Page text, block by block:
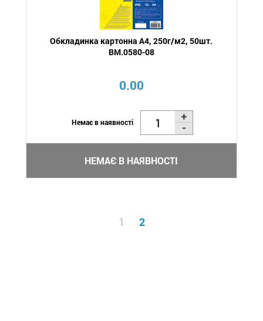
Обкладинка картонна А4, 250г/м2, 50шт.
BM.0580-08
0.00
Немає в наявності
НЕМАЄ В НАЯВНОСТІ
1 2